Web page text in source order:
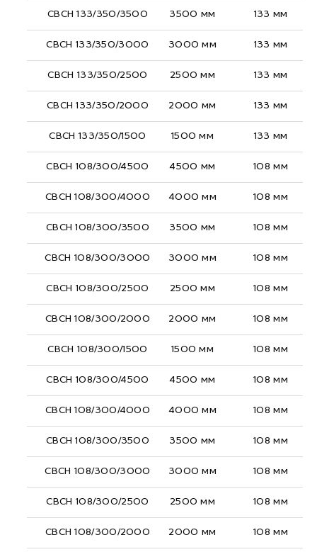
СВСН 133/350/3500 3500 мм 133 мм
СВСН 133/350/3000 3000 мм 133 мм
СВСН 133/350/2500 2500 мм 133 мм
СВСН 133/350/2000 2000 мм 133 мм
СВСН 133/350/1500 1500 мм 133 мм
СВСН 108/300/4500 4500 мм 108 мм
СВСН 108/300/4000 4000 мм 108 мм
СВСН 108/300/3500 3500 мм 108 мм
СВСН 108/300/3000 3000 мм 108 мм
СВСН 108/300/2500 2500 мм 108 мм
СВСН 108/300/2000 2000 мм 108 мм
СВСН 108/300/1500 1500 мм 108 мм
СВСН 108/300/4500 4500 мм 108 мм
СВСН 108/300/4000 4000 мм 108 мм
СВСН 108/300/3500 3500 мм 108 мм
СВСН 108/300/3000 3000 мм 108 мм
СВСН 108/300/2500 2500 мм 108 мм
СВСН 108/300/2000 2000 мм 108 мм